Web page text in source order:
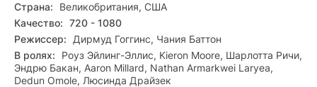
Страна:
Великобритания, США
Качество: 720 - 1080
Режиссер:
Дирмуд Гоггинс, Чания Баттон
В ролях:
Роуз Эйлинг-Эллис, Kieron Moore, Шарлотта Ричи,
Эндрю Бакан, Aaron Millard, Nathan Armarkwei Laryea,
Dedun Omole, Люсинда Драйзек